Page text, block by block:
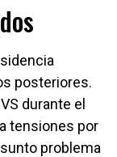
posteriores.
durante el
tensiones por
problema